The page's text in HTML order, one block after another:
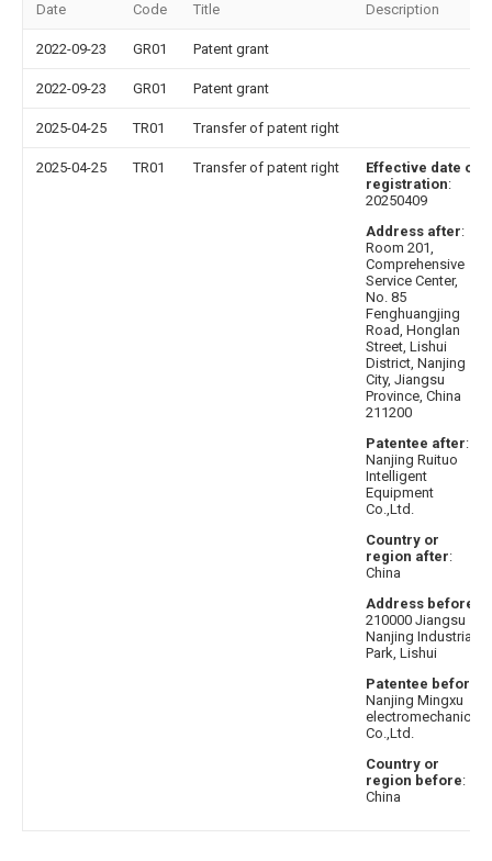
Date Code Title Description
2022-09-23 GR01 Patent grant
2022-09-23 GR01 Patent grant
2025-04-25 TR01 Transfer of patent right
2025-04-25 TR01 Transfer of patent right
Effective date of
registration:
20250409
Address after:
Room 201,
Comprehensive
Service Center,
No. 85
Fenghuangjing
Road, Honglan
Street, Lishui
District, Nanjing
City, Jiangsu
Province, China
211200
Patentee after:
Nanjing Ruituo
Intelligent
Equipment
Co.,Ltd.
Country or
region after:
China
Address before
210000 Jiangsu
Nanjing Industrial
Park, Lishui
Patentee before
Nanjing Mingxu
electromechanical
Co.,Ltd.
Country or
region before:
China